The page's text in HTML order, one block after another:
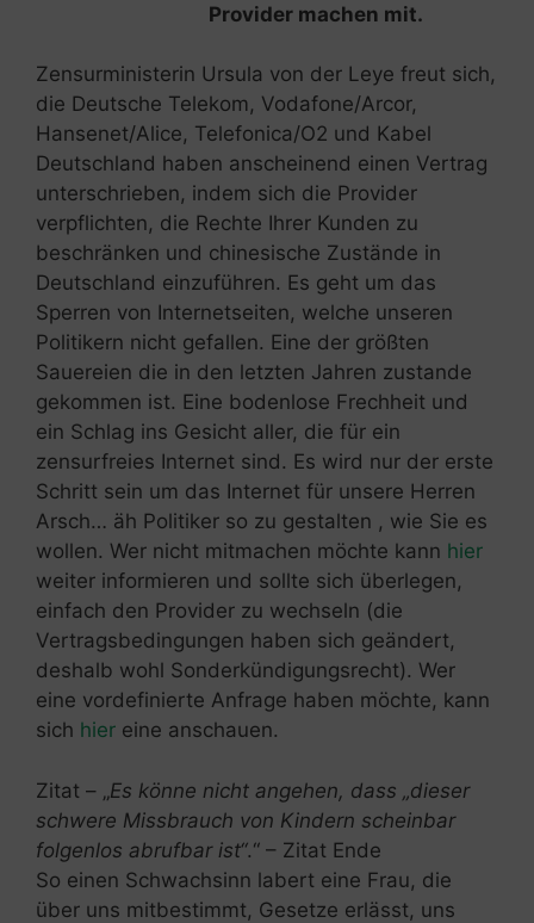
Provider machen mit.
Zensurministerin Ursula von der Leye freut sich,
die Deutsche Telekom, Vodafone/Arcor,
Hansenet/Alice, Telefonica/O2 und Kabel
Deutschland haben anscheinend einen Vertrag
unterschrieben, indem sich die Provider
verpflichten, die Rechte Ihrer Kunden zu
beschränken und chinesische Zustände in
Deutschland einzuführen. Es geht um das
Sperren von Internetseiten, welche unseren
Politikern nicht gefallen. Eine der größten
Sauereien die in den letzten Jahren zustande
gekommen ist. Eine bodenlose Frechheit und
ein Schlag ins Gesicht aller, die für ein
zensurfreies Internet sind. Es wird nur der erste
Schritt sein um das Internet für unsere Herren
Arsch… äh Politiker so zu gestalten , wie Sie es
wollen. Wer nicht mitmachen möchte kann hier
weiter informieren und sollte sich überlegen,
einfach den Provider zu wechseln (die
Vertragsbedingungen haben sich geändert,
deshalb wohl Sonderkündigungsrecht). Wer
eine vordefinierte Anfrage haben möchte, kann
sich hier eine anschauen.
Zitat – „ Es könne nicht angehen, dass „dieser
schwere Missbrauch von Kindern scheinbar
folgenlos abrufbar ist“.“ – Zitat Ende
So einen Schwachsinn labert eine Frau, die
über uns mitbestimmt, Gesetze erlässt, uns